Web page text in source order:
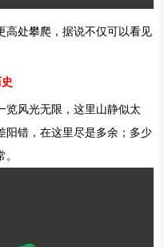
高处攀爬，据说不仅可以看见
览风光无限，这里山静似太
阳错，在这里尽是多余；多少